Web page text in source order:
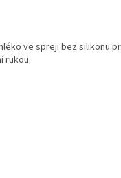
ve spreji bez silikonu
rukou.